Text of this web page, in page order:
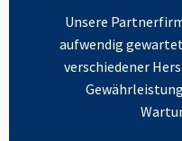
Unsere
aufwendig
verschiedener